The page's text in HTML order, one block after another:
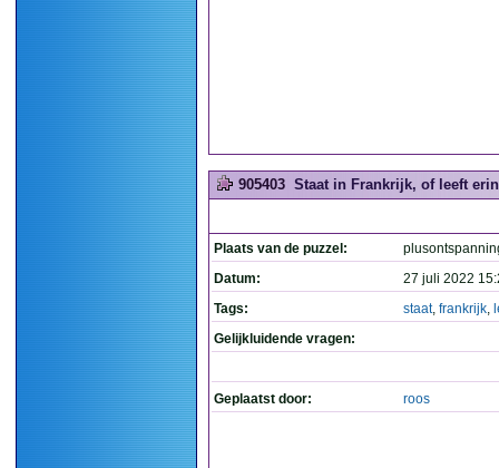
905403 Staat in Frankrijk, of leeft
Plaats van de puzzel:
Datum:
27 juli 2022
Tags:
staat, frankrijk,
Gelijkluidende vragen:
Geplaatst door: roos